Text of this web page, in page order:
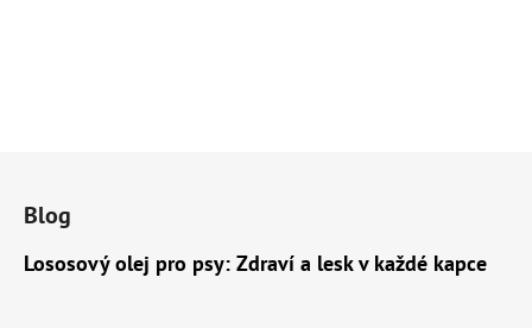
Blog
Lososový olej pro psy: Zdraví a lesk v každé kapce